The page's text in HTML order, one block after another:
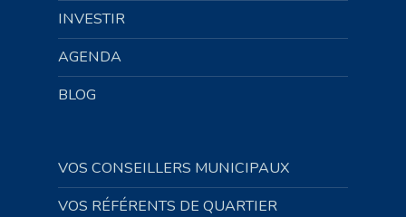
INVESTIR
AGENDA
BLOG
VOS CONSEILLERS MUNICIPAUX
VOS RÉFÉRENTS DE QUARTIER